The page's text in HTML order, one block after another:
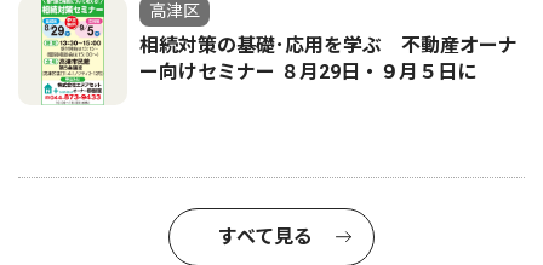
高津区
相続対策の基礎･応用を学ぶ 不動産オーナ
ー向けセミナー ８月29日・９月５日に
すべて見る